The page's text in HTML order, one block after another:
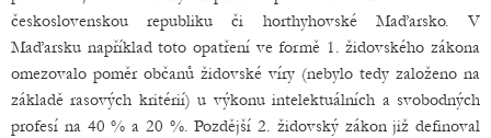
československou republiku či horthyhovské Maďarsko. V
Maďarsku například toto opatření ve formě 1. židovského zákona
omezovalo poměr občanů židovské víry (nebylo tedy založeno na
základě rasových kritérií) u výkonu intelektuálních a svobodných
profesí na 40 % a 20 %. Pozdější 2. židovský zákon již definoval